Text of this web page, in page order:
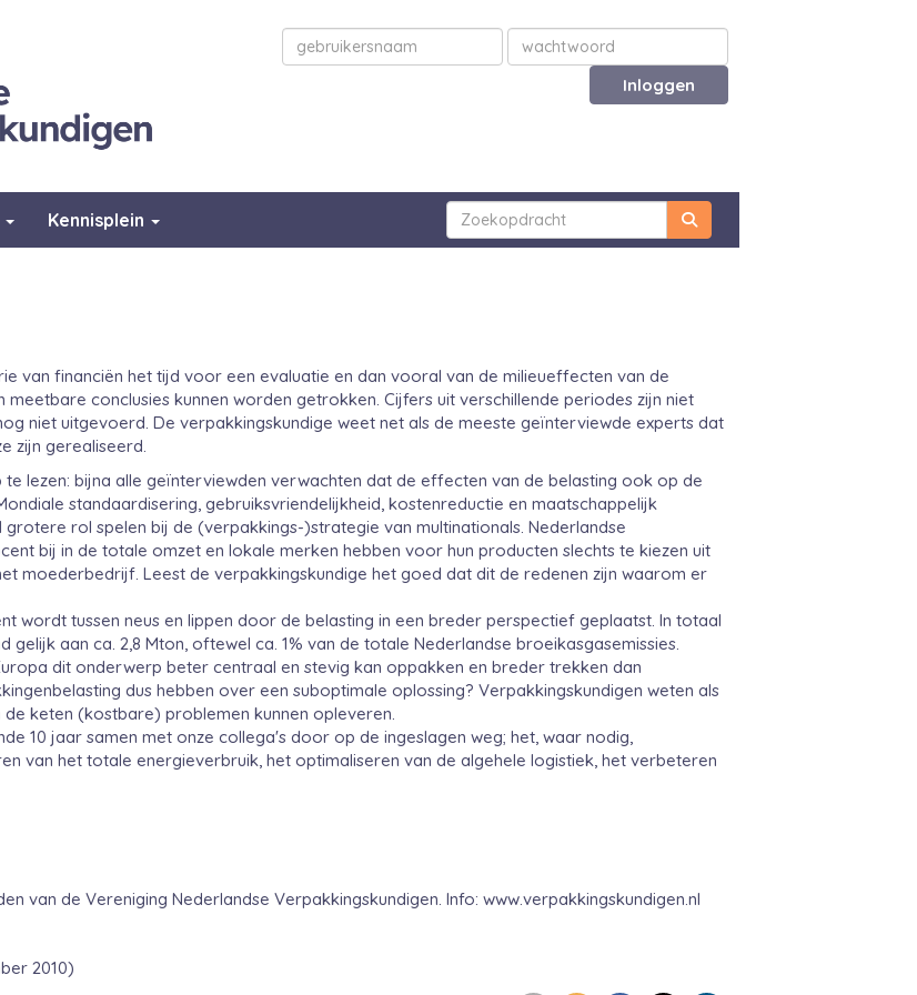
Inloggen
Kennisplein
van financiën het tijd voor een evaluatie en dan vooral van de milieueffecten van de
conclusies kunnen worden getrokken. Cijfers uit verschillende periodes zijn niet
niet uitgevoerd. De verpakkingskundige weet net als de meeste geïnterviewde experts dat
zijn gerealiseerd.
lezen: bijna alle geïnterviewden verwachten dat de effecten van de belasting ook op de
standaardisering, gebruiksvriendelijkheid, kostenreductie en maatschappelijk
rol spelen bij de (verpakkings-)strategie van multinationals. Nederlandse
bij in de totale omzet en lokale merken hebben voor hun producten slechts te kiezen uit
moederbedrijf. Leest de verpakkingskundige het goed dat dit de redenen zijn waarom er
wordt tussen neus en lippen door de belasting in een breder perspectief geplaatst. In totaal
gelijk aan ca. 2,8 Mton, oftewel ca. 1% van de totale Nederlandse broeikasgasemissies.
dit onderwerp beter centraal en stevig kan oppakken en breder trekken dan
dus hebben over een suboptimale oplossing? Verpakkingskundigen weten als
keten (kostbare) problemen kunnen opleveren.
10 jaar samen met onze collega's door op de ingeslagen weg; het, waar nodig,
van het totale energieverbruik, het optimaliseren van de algehele logistiek, het verbeteren
van de Vereniging Nederlandse Verpakkingskundigen. Info: www.verpakkingskundigen.nl
2010)